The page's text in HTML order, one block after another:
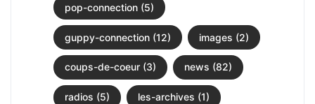
pop-connection (5)
guppy-connection (12) images (2)
coups-de-coeur (3) news (82)
radios (5) les-archives (1)